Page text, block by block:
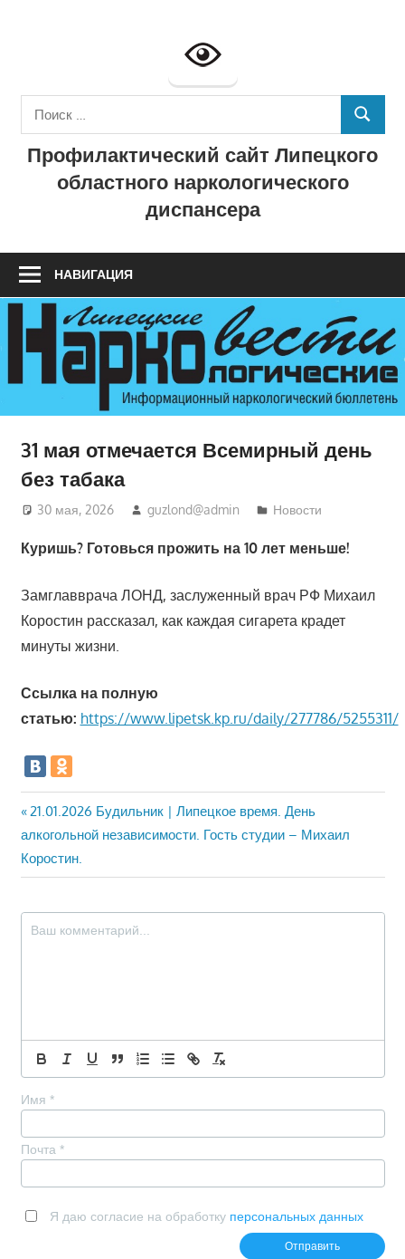
сайт
ГУЗ
"Липецкий
областной
ПОИСК
Профилактический сайт Липецкого
областного наркологического
диспансера
НАВИГАЦИЯ
31 мая отмечается Всемирный день
без табака
30 мая, 2026 guzlond@admin Новости
Куришь? Готовься прожить на 10 лет меньше!
Замглавврача ЛОНД, заслуженный врач РФ Михаил
Коростин рассказал, как каждая сигарета крадет
минуты жизни.
Ссылка на полную
статью: https://www.lipetsk.kp.ru/daily/277786/5255311/
Навигация
по
записям
Предыдущая
запись:
21.01.2026 Будильник | Липецкое время. День
алкогольной независимости. Гость студии – Михаил
Коростин.
Имя *
Почта *
Я даю согласие на обработку персональных данных